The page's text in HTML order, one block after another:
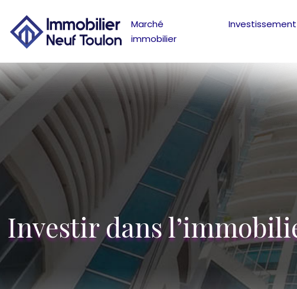
Marché
immobilier
Investissement
Investir dans